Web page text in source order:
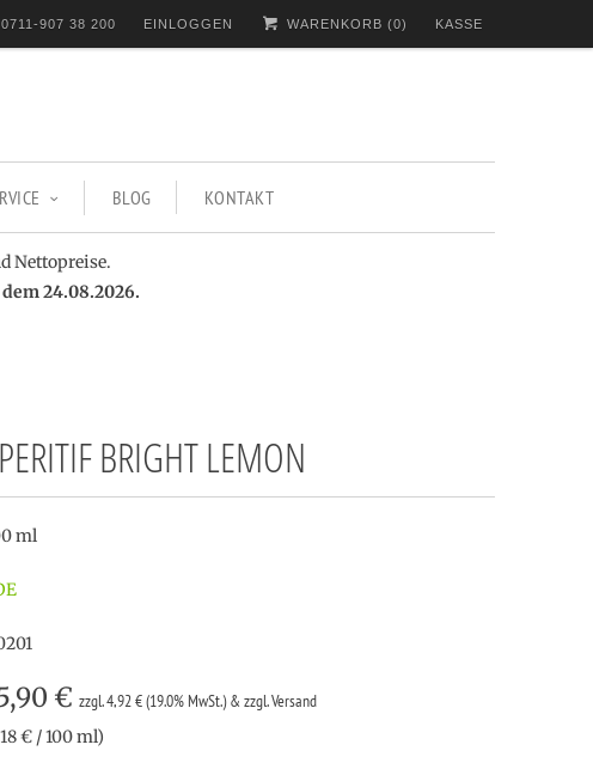
907 38 200 EINLOGGEN WARENKORB (0) KASSE
BLOG KONTAKT
Nettopreise.
24.08.2026.
BRIGHT LEMON
ml
€ zzgl. 4,92 € (19.0% MwSt.) & zzgl. Versand
€ / 100 ml)